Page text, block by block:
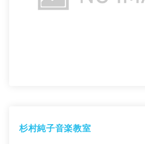
杉村純子音楽教室